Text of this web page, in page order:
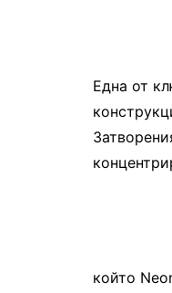
Една от
който